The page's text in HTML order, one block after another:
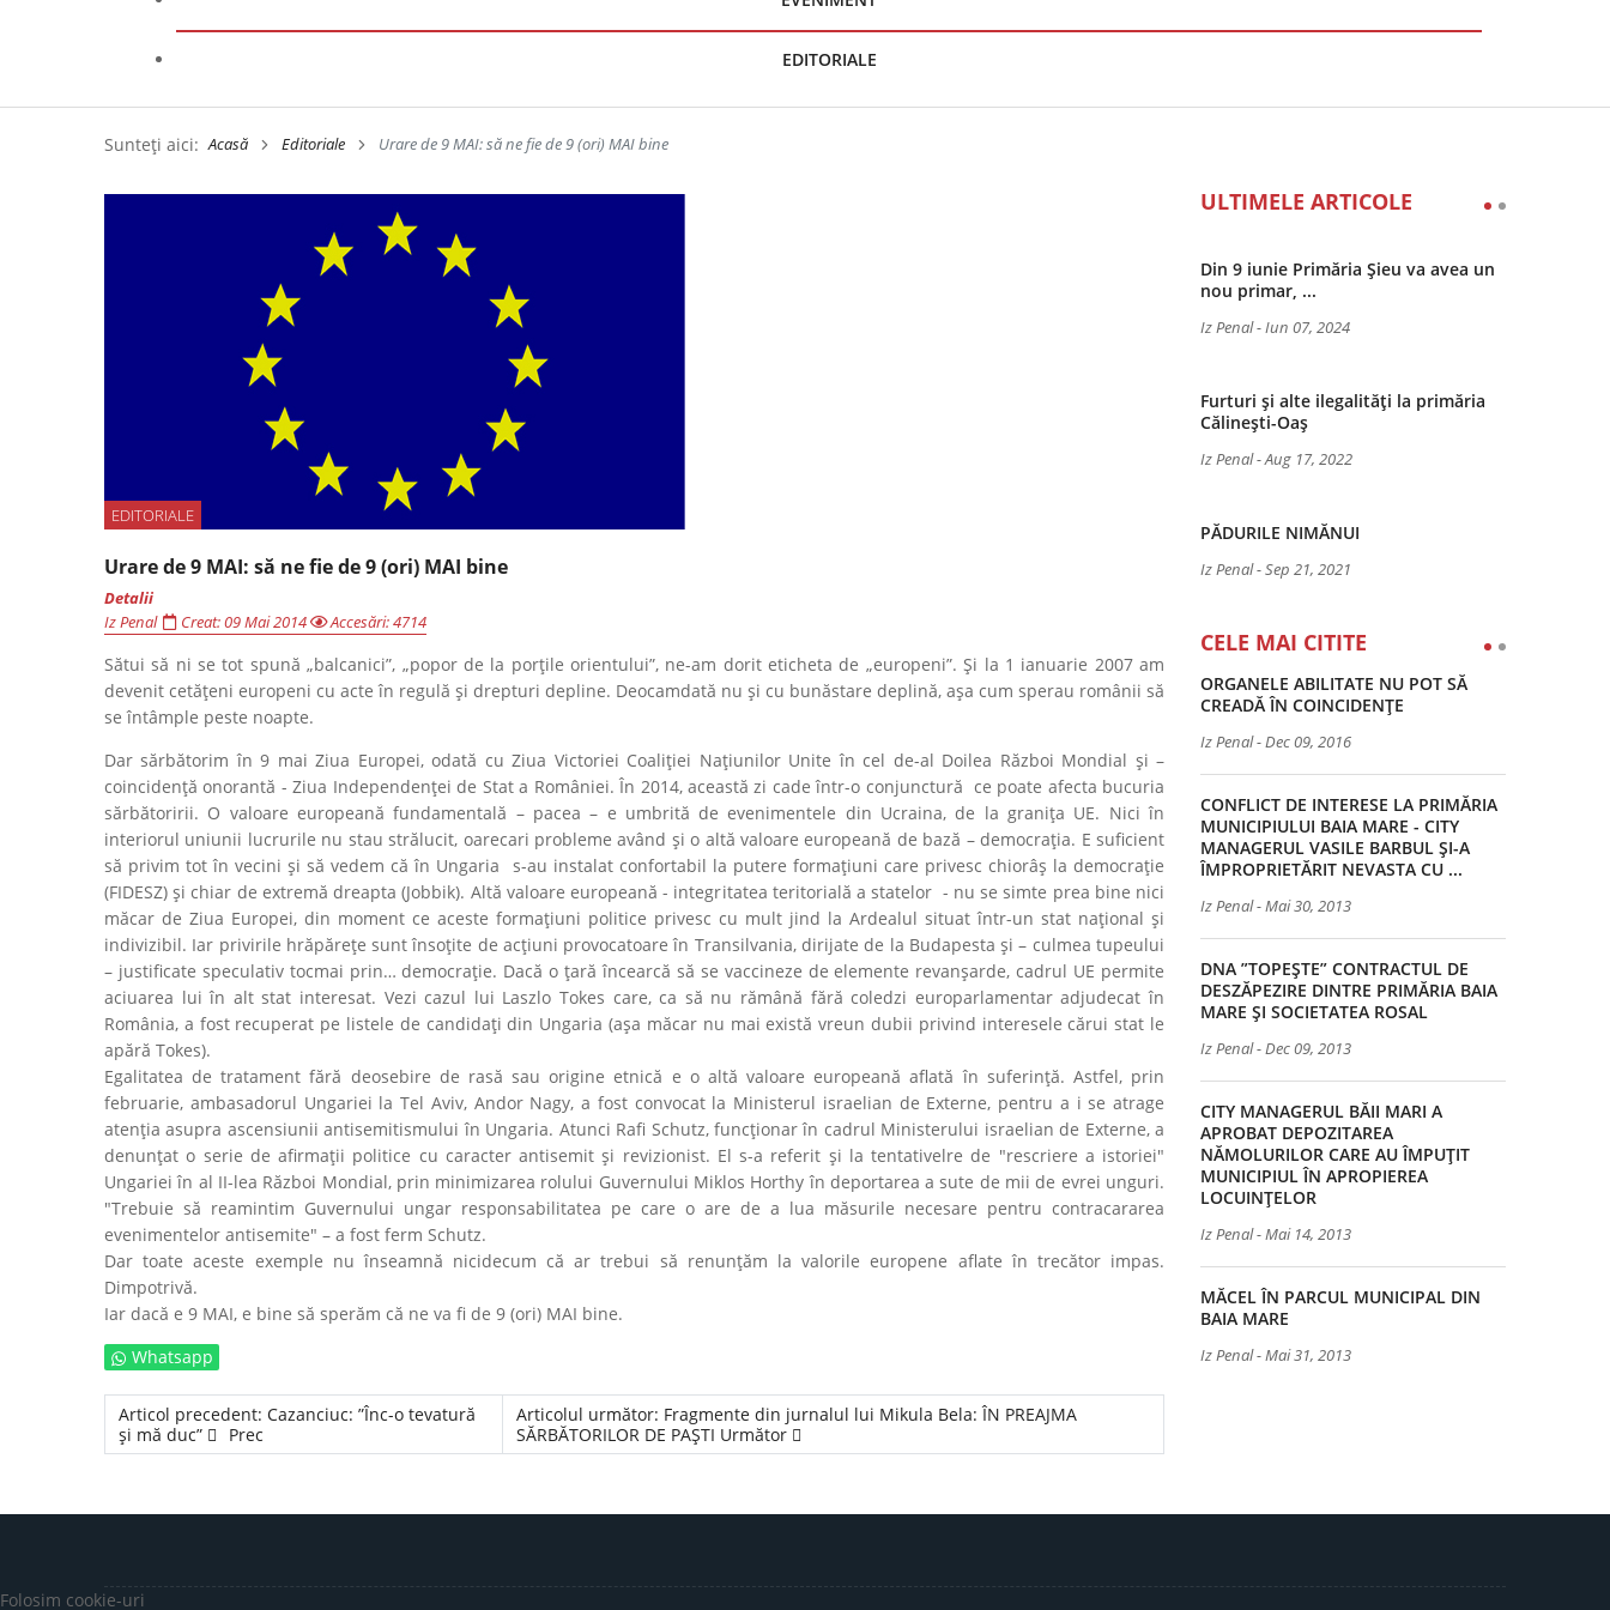
EDITORIALE
Sunteți aici:Acasă Editoriale Urare de 9 MAI: să ne fie de 9 (ori) MAI bine
EDITORIALE
Urare de 9 MAI: să ne fie de 9 (ori) MAI bine
Detalii
Iz Penal
Creat: 09 Mai 2014 Accesări: 4714
Sătui să ni se tot spună „balcanici”, „popor de la porțile orientului”, ne-am dorit eticheta de „europeni”. Și la 1 ianuarie 2007 am
devenit cetățeni europeni cu acte în regulă și drepturi depline. Deocamdată nu și cu bunăstare deplină, așa cum sperau românii să
se întâmple peste noapte.
Dar sărbătorim în 9 mai Ziua Europei, odată cu Ziua Victoriei Coaliției Națiunilor Unite în cel de-al Doilea Război Mondial și –
coincidență onorantă - Ziua Independenţei de Stat a României. În 2014, această zi cade într-o conjunctură ce poate afecta bucuria
sărbătoririi. O valoare europeană fundamentală – pacea – e umbrită de evenimentele din Ucraina, de la granița UE. Nici în
interiorul uniunii lucrurile nu stau strălucit, oarecari probleme având și o altă valoare europeană de bază – democrația. E suficient
să privim tot în vecini și să vedem că în Ungaria s-au instalat confortabil la putere formațiuni care privesc chiorâș la democrație
(FIDESZ) și chiar de extremă dreapta (Jobbik). Altă valoare europeană - integritatea teritorială a statelor - nu se simte prea bine nici
măcar de Ziua Europei, din moment ce aceste formațiuni politice privesc cu mult jind la Ardealul situat într-un stat național și
indivizibil. Iar privirile hrăpărețe sunt însoțite de acțiuni provocatoare în Transilvania, dirijate de la Budapesta și – culmea tupeului
– justificate speculativ tocmai prin… democrație. Dacă o țară încearcă să se vaccineze de elemente revanșarde, cadrul UE permite
aciuarea lui în alt stat interesat. Vezi cazul lui Laszlo Tokes care, ca să nu rămână fără coledzi europarlamentar adjudecat în
România, a fost recuperat pe listele de candidați din Ungaria (așa măcar nu mai există vreun dubii privind interesele cărui stat le
apără Tokes).
Egalitatea de tratament fără deosebire de rasă sau origine etnică e o altă valoare europeană aflată în suferință. Astfel, prin
februarie, ambasadorul Ungariei la Tel Aviv, Andor Nagy, a fost convocat la Ministerul israelian de Externe, pentru a i se atrage
atenţia asupra ascensiunii antisemitismului în Ungaria. Atunci Rafi Schutz, funcţionar în cadrul Ministerului israelian de Externe, a
denunţat o serie de afirmaţii politice cu caracter antisemit şi revizionist. El s-a referit și la tentativelre de "rescriere a istoriei"
Ungariei în al II-lea Război Mondial, prin minimizarea rolului Guvernului Miklos Horthy în deportarea a sute de mii de evrei unguri.
"Trebuie să reamintim Guvernului ungar responsabilitatea pe care o are de a lua măsurile necesare pentru contracararea
evenimentelor antisemite" – a fost ferm Schutz.
Dar toate aceste exemple nu înseamnă nicidecum că ar trebui să renunțăm la valorile europene aflate în trecător impas.
Dimpotrivă.
Iar dacă e 9 MAI, e bine să sperăm că ne va fi de 9 (ori) MAI bine.
Whatsapp
Articol precedent: Cazanciuc: ”Înc-o tevatură
și mă duc”
Prec
Articolul următor: Fragmente din jurnalul lui Mikula Bela: ÎN PREAJMA
SĂRBĂTORILOR DE PAȘTI Următor
ULTIMELE ARTICOLE
Din 9 iunie Primăria Șieu va avea un
nou primar, ...
Iz Penal-Iun 07, 2024
Furturi și alte ilegalități la primăria
Călinești-Oaș
Iz Penal-Aug 17, 2022
PĂDURILE NIMĂNUI
Iz Penal-Sep 21, 2021
CELE MAI CITITE
ORGANELE ABILITATE NU POT SĂ
CREADĂ ÎN COINCIDENȚE
Iz Penal-Dec 09, 2016
CONFLICT DE INTERESE LA PRIMĂRIA
MUNICIPIULUI BAIA MARE - CITY
MANAGERUL VASILE BARBUL ȘI-A
ÎMPROPRIETĂRIT NEVASTA CU ...
Iz Penal-Mai 30, 2013
DNA ”TOPEȘTE” CONTRACTUL DE
DESZĂPEZIRE DINTRE PRIMĂRIA BAIA
MARE ȘI SOCIETATEA ROSAL
Iz Penal-Dec 09, 2013
CITY MANAGERUL BĂII MARI A
APROBAT DEPOZITAREA
NĂMOLURILOR CARE AU ÎMPUȚIT
MUNICIPIUL ÎN APROPIEREA
LOCUINȚELOR
Iz Penal-Mai 14, 2013
MĂCEL ÎN PARCUL MUNICIPAL DIN
BAIA MARE
Iz Penal-Mai 31, 2013
Folosim cookie-uri